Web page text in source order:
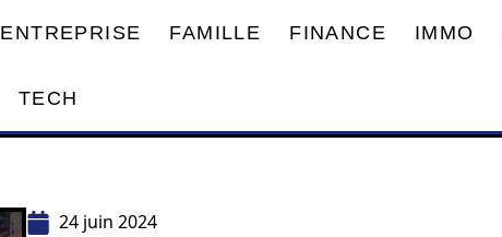
ENTREPRISE FAMILLE FINANCE IMMO
TECH
24 juin 2024